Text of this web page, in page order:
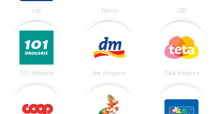
Lidl Tesco OBI
101 drogerie dm drogerie Teta drogéria